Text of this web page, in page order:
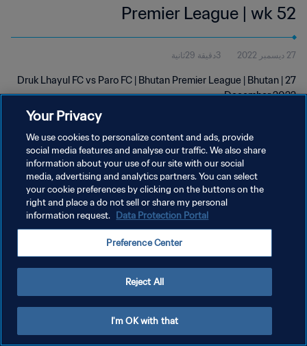
Premier League | wk 52
27 ديسمبر 2022 3دقيقة 29ثانية
Druk Lhayul FC vs Paro FC | Bhutan Premier League | Bhutan | 27
December 2022
سياسة الخصوصية
إدارة تفضيلات ملفات تعريف الارتباط
Your Privacy
We use cookies to personalize content and ads, provide
social media features and analyse our traffic. We also share
information about your use of our site with our social
media, advertising and analytics partners. You can select
your cookie preferences by clicking on the buttons on the
right and place a do not sell or share my personal
information request. Data Protection Portal
Preference Center
Reject All
I'm OK with that